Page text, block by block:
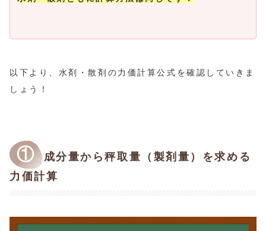
以下より、水剤・散剤の力価計算公式を確認していきま
しょう！
①
成分量から秤取量（製剤量）を求める
力価計算